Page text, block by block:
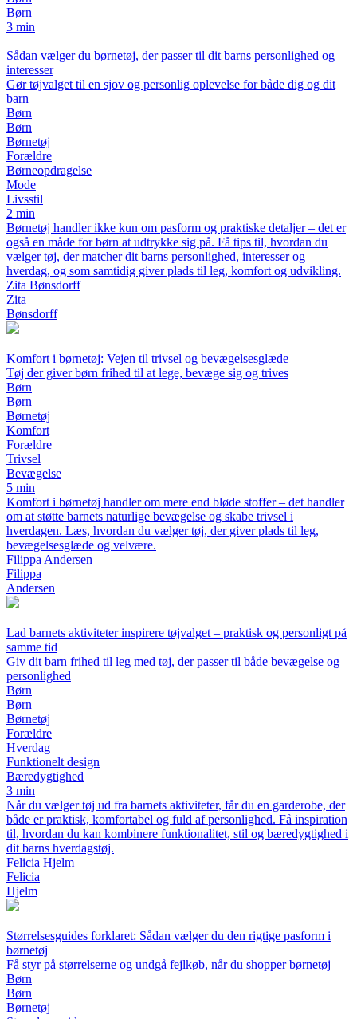
Børn
3 min
Sådan vælger du børnetøj, der passer til dit barns personlighed og
interesser
Gør tøjvalget til en sjov og personlig oplevelse for både dig og dit
barn
Børn
Børn
Børnetøj
Forældre
Børneopdragelse
Mode
Livsstil
2 min
Børnetøj handler ikke kun om pasform og praktiske detaljer – det er
også en måde for børn at udtrykke sig på. Få tips til, hvordan du
vælger tøj, der matcher dit barns personlighed, interesser og
hverdag, og som samtidig giver plads til leg, komfort og udvikling.
Zita Bønsdorff
Zita
Bønsdorff
Komfort i børnetøj: Vejen til trivsel og bevægelsesglæde
Tøj der giver børn frihed til at lege, bevæge sig og trives
Børn
Børn
Børnetøj
Komfort
Forældre
Trivsel
Bevægelse
5 min
Komfort i børnetøj handler om mere end bløde stoffer – det handler
om at støtte barnets naturlige bevægelse og skabe trivsel i
hverdagen. Læs, hvordan du vælger tøj, der giver plads til leg,
bevægelsesglæde og velvære.
Filippa Andersen
Filippa
Andersen
Lad barnets aktiviteter inspirere tøjvalget – praktisk og personligt på
samme tid
Giv dit barn frihed til leg med tøj, der passer til både bevægelse og
personlighed
Børn
Børn
Børnetøj
Forældre
Hverdag
Funktionelt design
Bæredygtighed
3 min
Når du vælger tøj ud fra barnets aktiviteter, får du en garderobe, der
både er praktisk, komfortabel og fuld af personlighed. Få inspiration
til, hvordan du kan kombinere funktionalitet, stil og bæredygtighed i
dit barns hverdagstøj.
Felicia Hjelm
Felicia
Hjelm
Størrelsesguides forklaret: Sådan vælger du den rigtige pasform i
børnetøj
Få styr på størrelserne og undgå fejlkøb, når du shopper børnetøj
Børn
Børn
Børnetøj